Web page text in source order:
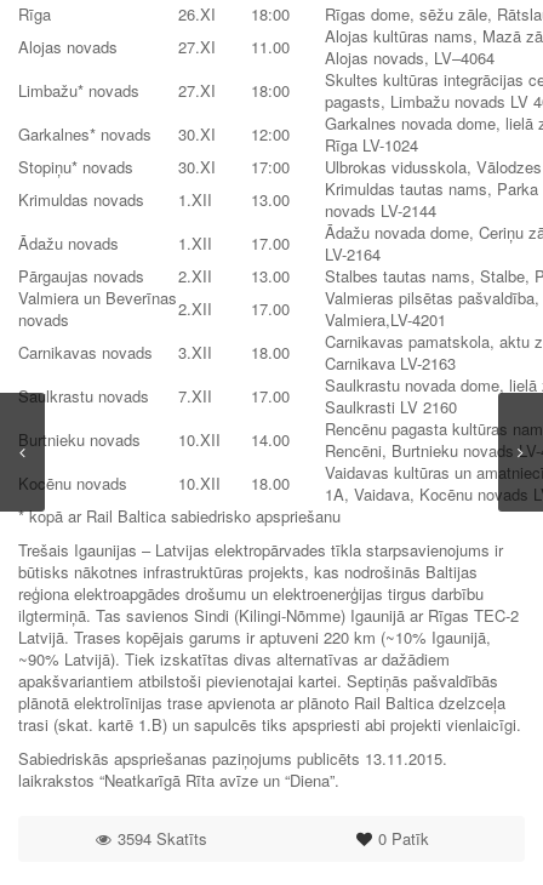
Rīga
26.XI 18:00
Rīgas dome, sēžu zāle,
Alojas novads
27.XI 11.00
Alojas kultūras nams, Mazā
Alojas novads, LV–4064
Limbažu* novads
27.XI 18:00
Skultes kultūras integrācijas
pagasts, Limbažu novads LV
Garkalnes* novads
30.XI 12:00
Garkalnes novada dome,
Rīga LV-1024
Stopiņu* novads
30.XI 17:00
Ulbrokas vidusskola,
Krimuldas novads
1.XII 13.00
Krimuldas tautas nams,
novads LV-2144
Ādažu novads
1.XII 17.00
Ādažu novada dome, Ceriņu
LV-2164
Pārgaujas novads
2.XII 13.00
Stalbes tautas nams, Stalbe,
Valmiera un Beverīnas
novads
2.XII 17.00
Valmieras pilsētas
Valmiera,LV-4201
Carnikavas novads
3.XII 18.00
Carnikavas pamatskola, aktu
Carnikava LV-2163
Saulkrastu novads
7.XII 17.00
Saulkrastu novada dome,
Saulkrasti LV 2160
Burtnieku novads
10.XII 14.00
Rencēnu pagasta kultūras
Rencēni, Burtnieku novads
Kocēnu novads
10.XII 18.00
Vaidavas kultūras un
1A, Vaidava, Kocēnu novads
* kopā ar Rail Baltica sabiedrisko apspriešanu
Trešais Igaunijas – Latvijas elektropārvades tīkla starpsavienojums ir
būtisks nākotnes infrastruktūras projekts, kas nodrošinās Baltijas
reģiona elektroapgādes drošumu un elektroenerģijas tirgus darbību
ilgtermiņā. Tas savienos Sindi (Kilingi-Nõmme) Igaunijā ar Rīgas TEC-2
Latvijā. Trases kopējais garums ir aptuveni 220 km (~10% Igaunijā,
~90% Latvijā). Tiek izskatītas divas alternatīvas ar dažādiem
apakšvariantiem atbilstoši pievienotajai kartei. Septiņās pašvaldībās
plānotā elektrolīnijas trase apvienota ar plānoto Rail Baltica dzelzceļa
trasi (skat. kartē 1.B) un sapulcēs tiks apspriesti abi projekti vienlaicīgi.
Sabiedriskās apspriešanas paziņojums publicēts 13.11.2015.
laikrakstos “Neatkarīgā Rīta avīze un “Diena”.
0Patīk
3594 Skatīts